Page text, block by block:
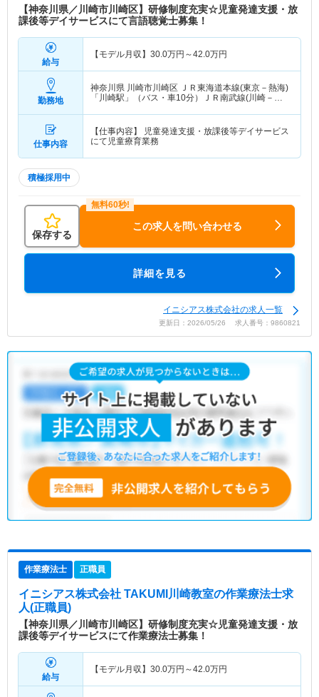
【神奈川県／川崎市川崎区】研修制度充実☆児童発達支援・放
課後等デイサービスにて言語聴覚士募集！
給与
【モデル月収】 30.0万円～42.0万円
勤務地
神奈川県 川崎市川崎区 ＪＲ東海道本線(東京－熱海)
「川崎駅」（バス・車10分）ＪＲ南武線(川崎－立
仕事内容
【仕事内容】 児童発達支援・放課後等デイサービス
にて児童療育業務
積極採用中
保存する
この求人を問い合わせる
詳細を見る
イニシアス株式会社の求人一覧
更新日：2026/05/26 求人番号：9860821
作業療法士 正職員
イニシアス株式会社 TAKUMI川崎教室の作業療法士求
人(正職員)
【神奈川県／川崎市川崎区】研修制度充実☆児童発達支援・放
課後等デイサービスにて作業療法士募集！
給与
【モデル月収】 30.0万円～42.0万円